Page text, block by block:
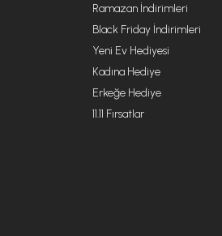
Ramazan İndirimleri
Black Friday İndirimleri
Yeni Ev Hediyesi
Kadına Hediye
Erkeğe Hediye
11.11 Fırsatlar